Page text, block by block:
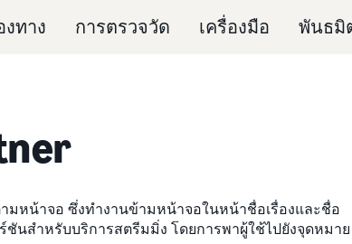
ทาง การตรวจวัด เครื่องมือ พันธมิ
มหน้าจอ ซึ่งทำงานข้ามหน้าจอในหน้าชื่อเรื่องและชื่อ
สำหรับบริการสตรีมมิ่ง โดยการพาผู้ใช้ไปยังจุดหมาย